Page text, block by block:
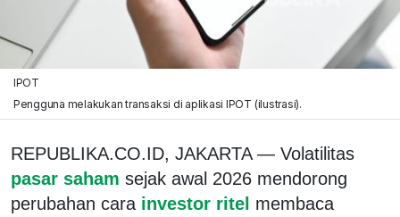
IPOT
Pengguna melakukan transaksi di aplikasi IPOT (ilustrasi).
REPUBLIKA.CO.ID, JAKARTA — Volatilitas
pasar saham sejak awal 2026 mendorong
perubahan cara investor ritel membaca